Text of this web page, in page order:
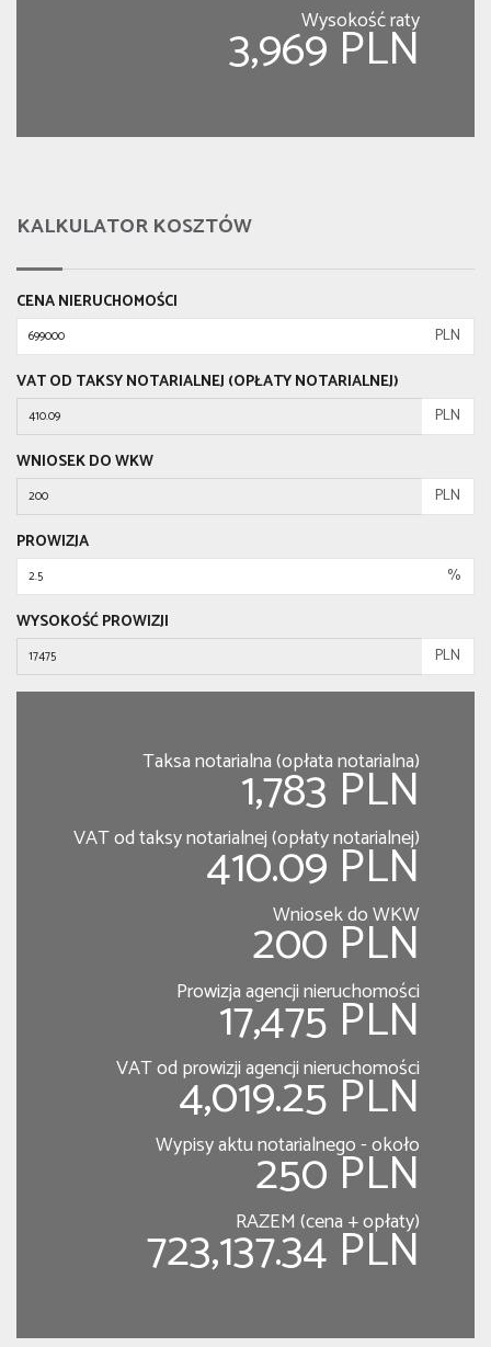
Wysokość raty
3,969 PLN
KALKULATOR KOSZTÓW
CENA NIERUCHOMOŚCI
PLN
VAT OD TAKSY NOTARIALNEJ (OPŁATY NOTARIALNEJ)
PLN
WNIOSEK DO WKW
PLN
PROWIZJA
%
WYSOKOŚĆ PROWIZJI
PLN
Taksa notarialna (opłata notarialna)
1,783 PLN
VAT od taksy notarialnej (opłaty notarialnej)
410.09 PLN
Wniosek do WKW
200 PLN
Prowizja agencji nieruchomości
17,475 PLN
VAT od prowizji agencji nieruchomości
4,019.25 PLN
Wypisy aktu notarialnego - około
250 PLN
RAZEM (cena + opłaty)
723,137.34 PLN